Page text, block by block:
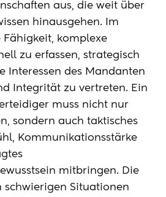
aus, die weit über
hinausgehen. Im
komplexe
zu erfassen, strategisch
Interessen des Mandanten
Integrität zu vertreten. Ein
muss nicht nur
sondern auch taktisches
Kommunikationsstärke
mitbringen. Die
schwierigen Situationen